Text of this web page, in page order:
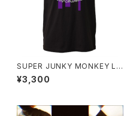
SUPER JUNKY MONKEY Lo
go by Hajime Anzai Tシャツ
（グリーンキーホルダー付き）
¥3,300